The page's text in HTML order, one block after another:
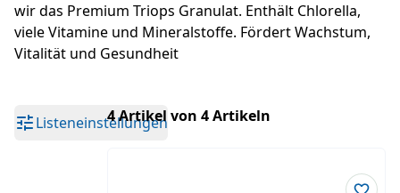
wir das Premium Triops Granulat. Enthält Chlorella,
viele Vitamine und Mineralstoffe. Fördert Wachstum,
Vitalität und Gesundheit
Listeneinstellungen4 Artikel von 4 Artikeln